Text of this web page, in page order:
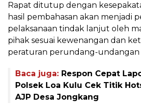
Rapat ditutup dengan
hasil pembahasan akan menjadi
pelaksanaan tindak lanjut oleh
pihak sesuai kewenangan dan
peraturan perundang-undangan
Baca juga: Respon Cepat
Polsek Loa Kulu Cek Titik
AJP Desa Jongkang